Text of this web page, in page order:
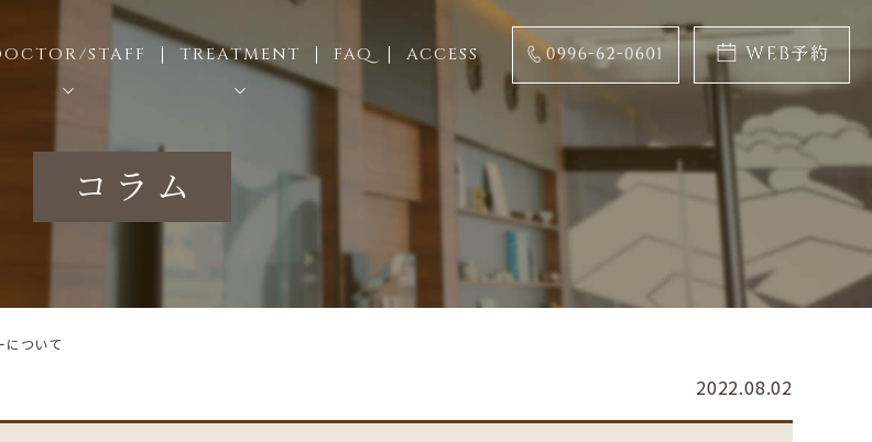
STAFF
クターズインタビュー
TREATMENT
インプラント治療
矯正歯科（成人）
FAQ ACCESS
コラム
について
2022.08.02